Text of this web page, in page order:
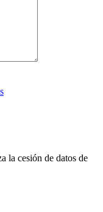
la cesión de datos de